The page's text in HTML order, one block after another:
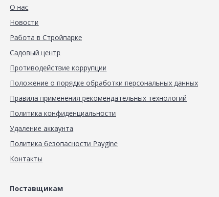
О нас
Новости
Работа в Стройпарке
Садовый центр
Противодействие коррупции
Положение о порядке обработки персональных данных
Правила применения рекомендательных технологий
Политика конфиденциальности
Удаление аккаунта
Политика безопасности Paygine
Контакты
Поставщикам